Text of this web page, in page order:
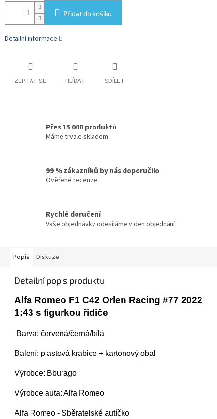
Přidat do košíku
Detailní informace
ZEPTAT SE HLÍDAT SDÍLET
Přes 15 000 produktů
Máme trvale skladem
99 % zákazníků by nás doporučilo
Ověřené recenze
Rychlé doručení
Vaše objednávky odesíláme v den objednání
Popis Diskuze
Detailní popis produktu
Alfa Romeo F1 C42 Orlen Racing #77 2022
1:43 s figurkou řidiče
Barva: červená/černá/bílá
Balení: plastová krabice + kartonový obal
Výrobce: Bburago
Výrobce auta: Alfa Romeo
Alfa Romeo - Sběratelské autíčko